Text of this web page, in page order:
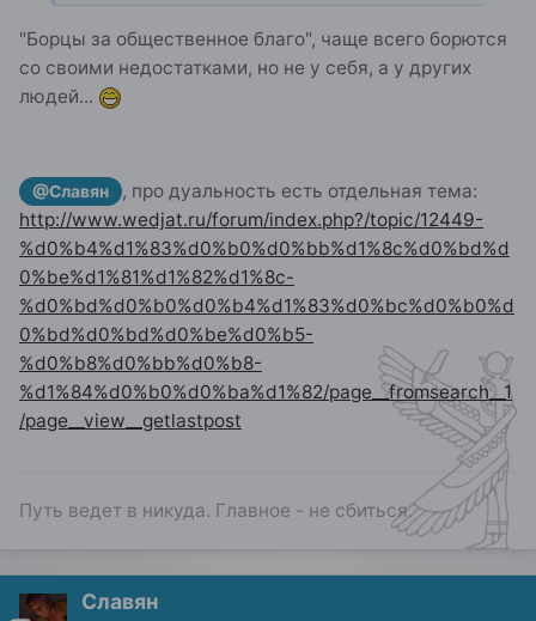
"Борцы за общественное благо", чаще всего борются
со своими недостатками, но не у себя, а у других
людей...
@Славян
, про дуальность есть отдельная тема:
http://www.wedjat.ru/forum/index.php?/topic/12449-
%d0%b4%d1%83%d0%b0%d0%bb%d1%8c%d0%bd%d
0%be%d1%81%d1%82%d1%8c-
%d0%bd%d0%b0%d0%b4%d1%83%d0%bc%d0%b0%d
0%bd%d0%bd%d0%be%d0%b5-
%d0%b8%d0%bb%d0%b8-
%d1%84%d0%b0%d0%ba%d1%82/page__fromsearch__1
/page__view__getlastpost
Путь ведет в никуда. Главное - не сбиться.
Славян